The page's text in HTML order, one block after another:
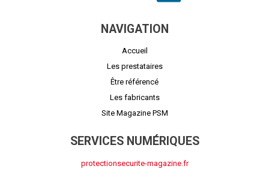
NAVIGATION
Accueil
Les prestataires
Être référencé
Les fabricants
Site Magazine PSM
SERVICES NUMÉRIQUES
protectionsecurite-magazine.fr